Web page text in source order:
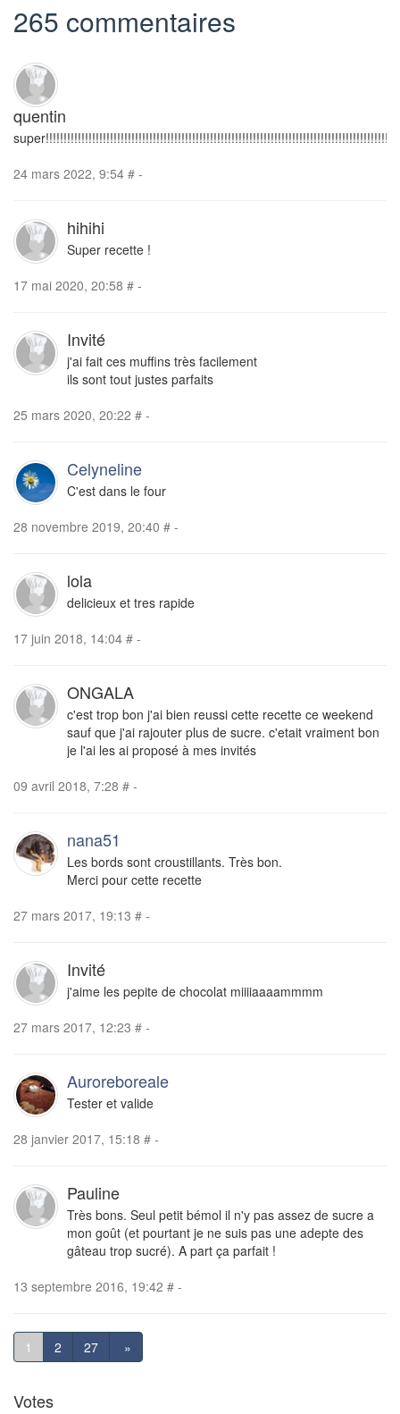
265 commentaires
quentin
24 mars 2022, 9:54 # -
hihihi
Super recette !
17 mai 2020, 20:58 # -
Invité
j'ai fait ces muffins très facilement
ils sont tout justes parfaits
25 mars 2020, 20:22 # -
Celyneline
C'est dans le four
28 novembre 2019, 20:40 # -
lola
delicieux et tres rapide
17 juin 2018, 14:04 # -
ONGALA
c'est trop bon j'ai bien reussi cette recette ce weekend
sauf que j'ai rajouter plus de sucre. c'etait vraiment bon
je l'ai les ai proposé à mes invités
09 avril 2018, 7:28 # -
nana51
Les bords sont croustillants. Très bon.
Merci pour cette recette
27 mars 2017, 19:13 # -
Invité
j'aime les pepite de chocolat miiiiaaaammmm
27 mars 2017, 12:23 # -
Auroreboreale
Tester et valide
28 janvier 2017, 15:18 # -
Pauline
Très bons. Seul petit bémol il n'y pas assez de sucre a
mon goût (et pourtant je ne suis pas une adepte des
gâteau trop sucré). A part ça parfait !
13 septembre 2016, 19:42 # -
1 2 27 »
Votes